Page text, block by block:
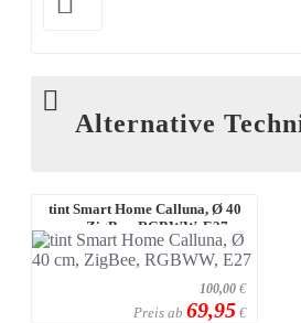
Alternative
tint Smart Home Calluna, Ø 40
cm, ZigBee, RGBWW, E27
100,00 €
Preis ab 69,95 €